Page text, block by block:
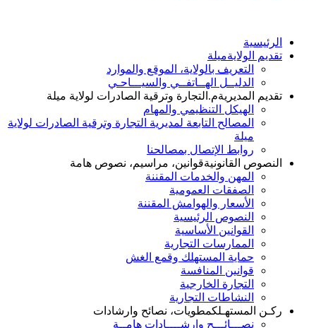
الرئيسية
تقديم الولايةميلة
التعريف بالولاية، الموقع والموارد
الدليــل الهــاتفــي والسيـــاحـي
تقديم المديريةم.التجارة وترقية الصادرات لولاية ميلة
الهيكل التنظيمي والمهام
المصالح التابعة لمديرية التجارة وترقية الصادرات لولاية
ميلة
روابط الإتصال بمصالحنا
النصوص القانونيةقوانين، مراسيم، نصوص هامة
المهن والخدمات المقننة
الصفقات العمومية
الأسعار والهوامش المقننة
النصوص الرئيسية
القوانين الأساسية
الممارسات التجارية
حماية المستهلك وقمع الغش
قوانين المنافسة
التجارة الخارجية
النشاطات التجارية
ركـن المستهـلكمطويات، نصائح وارشادات
نصـــائـــح وإرشــــادات هامــة